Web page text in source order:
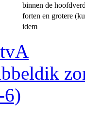
binnen de
forten en grotere
idem
6)